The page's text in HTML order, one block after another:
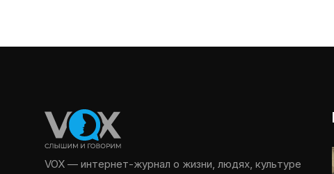
VOX — интернет-журнал о жизни, людях, культуре